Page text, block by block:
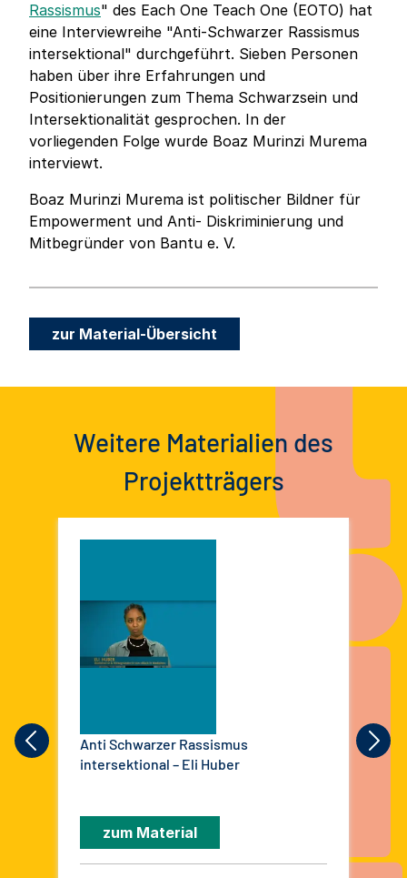
Rassismus" des Each One Teach One (EOTO) hat
eine Interviewreihe "Anti-Schwarzer Rassismus
intersektional" durchgeführt. Sieben Personen
haben über ihre Erfahrungen und
Positionierungen zum Thema Schwarzsein und
Intersektionalität gesprochen. In der
vorliegenden Folge wurde Boaz Murinzi Murema
interviewt.
Boaz Murinzi Murema ist politischer Bildner für
Empowerment und Anti- Diskriminierung und
Mitbegründer von Bantu e. V.
zur Material-Übersicht
Weitere Materialien des
Projektträgers
Anti Schwarzer Rassismus
intersektional – Eli Huber
zum Material